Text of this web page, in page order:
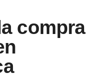
compra